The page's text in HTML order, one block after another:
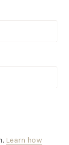
Learn how